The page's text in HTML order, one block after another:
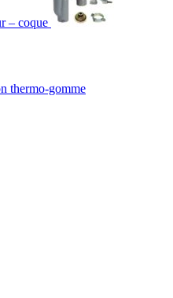
– coque
thermo-gomme